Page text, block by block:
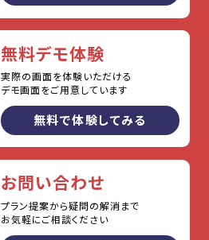
無料デモ体験
実際の画面を体験いただける
デモ画面をご用意しています
無料で体験してみる
お問い合わせ
プラン提案から疑問の解消まで
お気軽にご相談ください